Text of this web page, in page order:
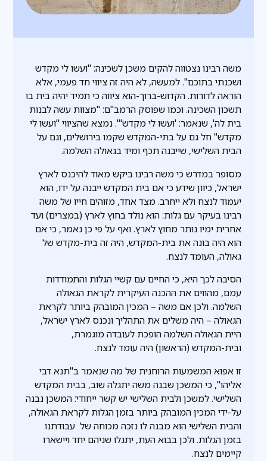
משה רבינו נצטווה להקים משכן לשכינה: "ועשו לי מקדש
ושכנתי בתוכם". למעשה, לא היה זה ציווי חד פעמי, אלא
הוראה לדורות. הקדוש-ברוך-הוא ציווה כי תמיד יהיה בית בו
תשכון השכינה. וכמו שפוסק הרמב"ם: "מצוות עשה לבנות
בית לה', שנאמר: 'ועשו לי מקדש'". נמצא שהציווי "ועשו לי
מקדש" חל גם על בתי-המקדש שקמו בירושלים, וגם על
הבית השלישי, שייבנה תכף ומיד בגאולה השלמה.
מסופר במדרש כי משה רבינו ביקש מאוד להיכנס לארץ
ישראל, כיוון שידע כי אם בית המקדש ייבנה על ידו, הוא
יעמוד לנצח ולא ייחרב. מצד אחד, מזוהים חייו של משה
רבינו בעיקר עם גלות: הוא נולד בחוץ לארץ (במצרים) ועד
אחרית ימיו נותר מחוץ לארץ. ואף על פי כן נאמר, כי אם
הוא היה בונה את בית-המקדש, היה זה בית-מקדש של
גאולה, העומד לנצח.
הסיבה לכך היא, כי החיים עם קשיי הגלות והתמודדות
עמם, מהווים את ההכנה העיקרית לקראת הגאולה
השלמה. ולכן אם משה – המכין המובהק ביותר לקראת
הגאולה – היה משלים את התהליך ונכנס לארץ ישראל,
היית הגאולה השלמה הופכת לעובדה מוגמרת,
ובית-המקדש (הראשון) היה עומד לנצח.
זו אפוא המשמעות הרוחנית של מה שנאמר ב"תנא דבי
אליהו", כי המשכן שבנה משה יתגלה שוב, בבית המקדש
השלישי. למשכן ולבית השלישי יש קשר ייחודי: המשכן נבנה
על-ידי המכין המובהק ביותר בזמן הגלות לקראת הגאולה,
והבית השלישי הוא מבנה לו נזכה מכוחה של עבודתנו
בזמן הגלות. ולכן בבוא העת, יתגלו שניהם יחד ויישארו
קיימים לנצח.